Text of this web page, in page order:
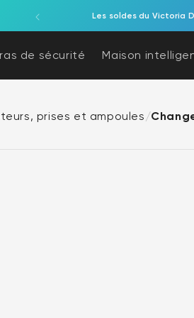
Les soldes du Victoria
de sécurité Maison
prises et ampoules /